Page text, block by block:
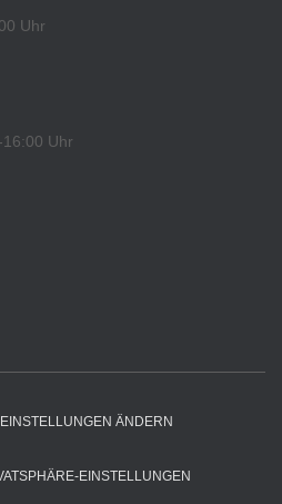
Uhr
Uhr
ÄNDERN
EINSTELLUNGEN